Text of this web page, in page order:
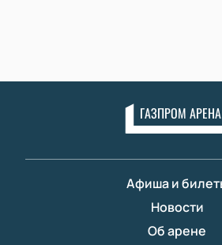
ГАЗПРОМ АРЕНА
Афиша и
Новости
Об арене